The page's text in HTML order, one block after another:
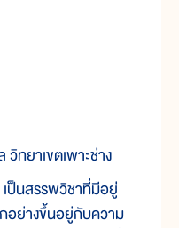
วิทยาเขตเพาะช่าง
ป็นสรรพวิชาที่มีอยู่
อย่างขึ้นอยู่กับความ